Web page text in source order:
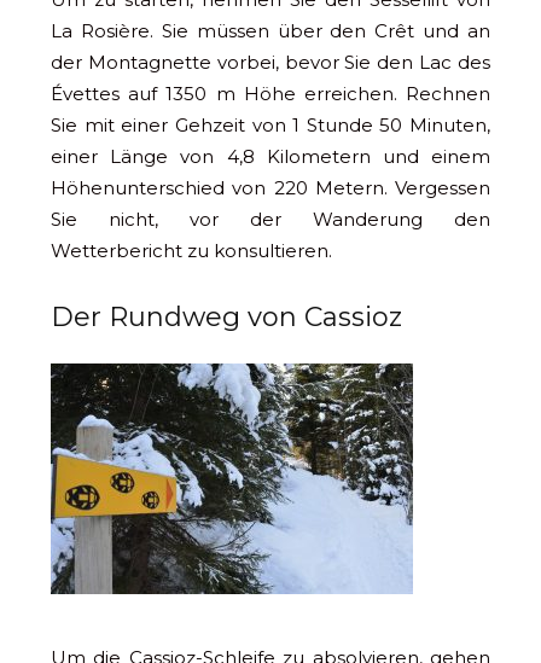
La Rosière. Sie müssen über den Crêt und an
der Montagnette vorbei, bevor Sie den Lac des
Évettes auf 1350 m Höhe erreichen. Rechnen
Sie mit einer Gehzeit von 1 Stunde 50 Minuten,
einer Länge von 4,8 Kilometern und einem
Höhenunterschied von 220 Metern. Vergessen
Sie nicht, vor der Wanderung den
Wetterbericht zu konsultieren.
Der Rundweg von Cassioz
Um die Cassioz-Schleife zu absolvieren, gehen